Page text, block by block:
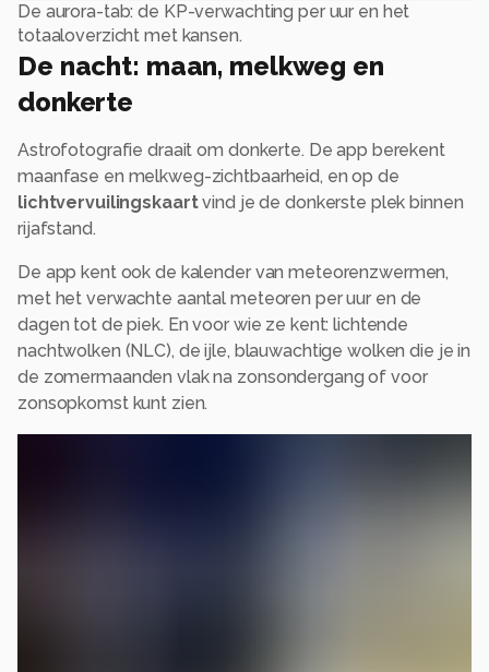
De aurora-tab: de KP-verwachting per uur en het
totaaloverzicht met kansen.
De nacht: maan, melkweg en
donkerte
Astrofotografie draait om donkerte. De app berekent
maanfase en melkweg-zichtbaarheid, en op de
lichtvervuilingskaartvind je de donkerste plek binnen
rijafstand.
De app kent ook de kalender van meteorenzwermen,
met het verwachte aantal meteoren per uur en de
dagen tot de piek. En voor wie ze kent: lichtende
nachtwolken (NLC), de ijle, blauwachtige wolken die je in
de zomermaanden vlak na zonsondergang of voor
zonsopkomst kunt zien.